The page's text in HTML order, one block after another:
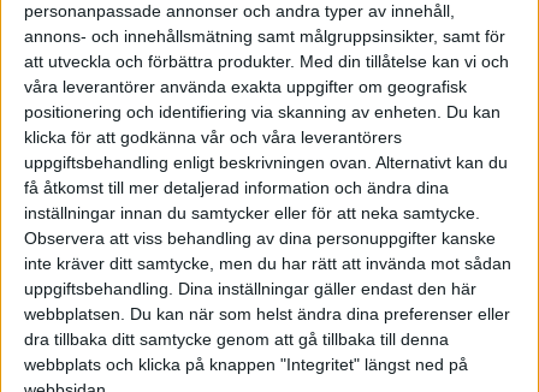
personanpassade annonser och andra typer av innehåll,
annons- och innehållsmätning samt målgruppsinsikter, samt för
att utveckla och förbättra produkter. Med din tillåtelse kan vi och
våra leverantörer använda exakta uppgifter om geografisk
positionering och identifiering via skanning av enheten. Du kan
klicka för att godkänna vår och våra leverantörers
uppgiftsbehandling enligt beskrivningen ovan. Alternativt kan du
få åtkomst till mer detaljerad information och ändra dina
inställningar innan du samtycker eller för att neka samtycke.
Observera att viss behandling av dina personuppgifter kanske
inte kräver ditt samtycke, men du har rätt att invända mot sådan
uppgiftsbehandling. Dina inställningar gäller endast den här
webbplatsen. Du kan när som helst ändra dina preferenser eller
dra tillbaka ditt samtycke genom att gå tillbaka till denna
webbplats och klicka på knappen "Integritet" längst ned på
Kan man ta upp hyran för lägenheten som en
kostnad för företaget om man har kontoret
hemma i lägenheten?
Hans F
2011-03-25 10:25
Har du en enskild firma så får du max dra av en
schablon. För lägenhet är den 4000:- per år. Men